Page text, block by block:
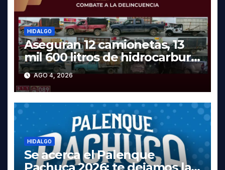
HIDALGO
Aseguran 12 camionetas, 13
mil 600 litros de hidrocarburo
y dos vehículos robados en
Tula
AGO 4, 2026
HIDALGO
Se acerca el Palenque